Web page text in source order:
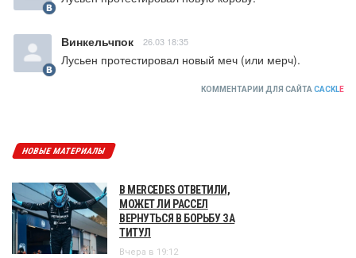
Винкельчпок 26.03 18:35
Лусьен протестировал новый меч (или мерч).
КОММЕНТАРИИ ДЛЯ САЙТА CACKLE
НОВЫЕ МАТЕРИАЛЫ
В MERCEDES ОТВЕТИЛИ,
МОЖЕТ ЛИ РАССЕЛ
ВЕРНУТЬСЯ В БОРЬБУ ЗА
ТИТУЛ
Вчера в 19:12